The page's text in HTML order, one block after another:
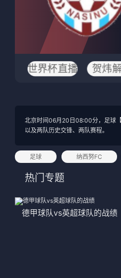
西甲
德甲
欧冠
NBA
世界杯直播 贺炜
北京时间06月20日08:00分，足球
以及两队历史交锋、两队赛程。
足球 纳西努FC
热门专题
德甲球队vs英超球队的战绩